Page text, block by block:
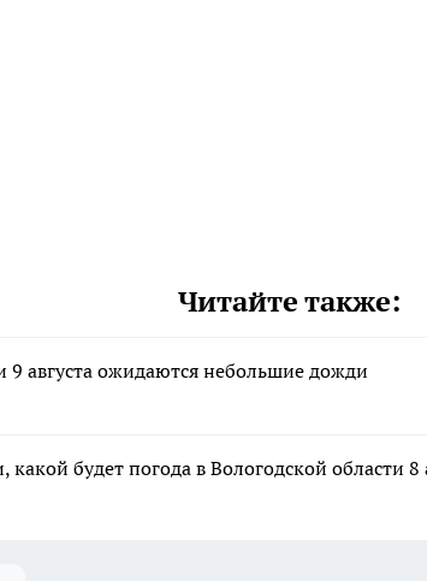
Читайте также:
9 августа ожидаются небольшие дожди
будет погода в Вологодской области 8